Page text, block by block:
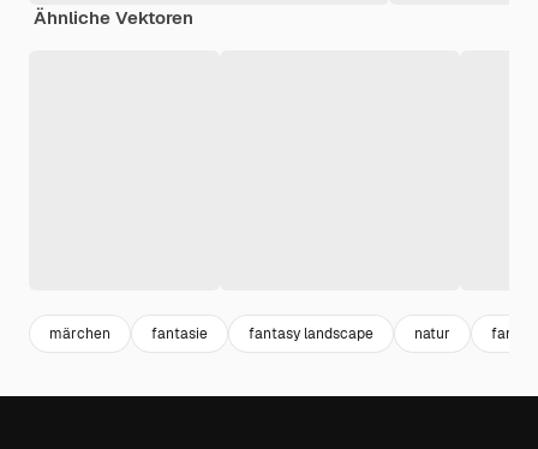
Ähnliche Vektoren
märchen fantasie fantasy landscape natur